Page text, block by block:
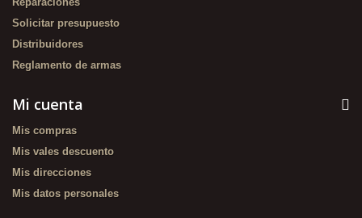
Solicitar presupuesto
Distribuidores
Reglamento de armas
Mi cuenta
Mis compras
Mis vales descuento
Mis direcciones
Mis datos personales